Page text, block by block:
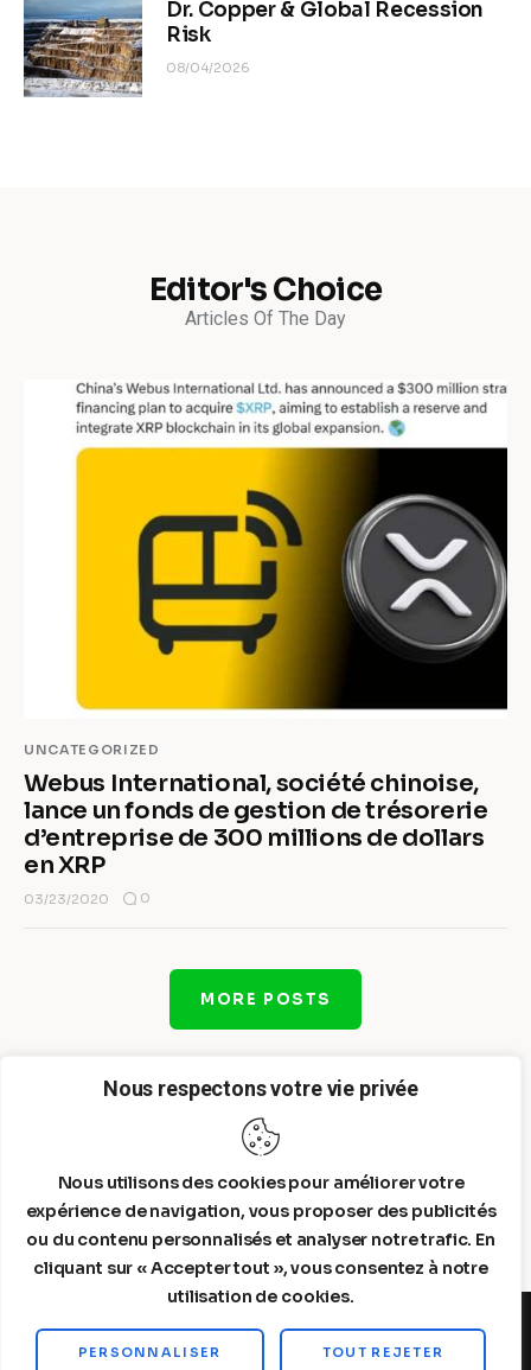
Nous respectons votre vie privée
Nous utilisons des cookies pour améliorer votre
expérience de navigation, vous proposer des publicités
ou du contenu personnalisés et analyser notre trafic. En
cliquant sur « Accepter tout », vous consentez à notre
utilisation de cookies.
PERSONNALISER TOUT REJETER
Dr. Copper & Global Recession
Risk
08/04/2026
Editor's Choice
Articles Of The Day
UNCATEGORIZED
Webus International, société chinoise,
lance un fonds de gestion de trésorerie
d’entreprise de 300 millions de dollars
en XRP
03/23/2020 0
MORE POSTS